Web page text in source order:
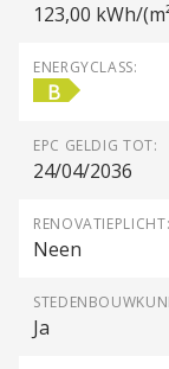
123,00 kWh/
ENERGYCLASS:
B
EPC GELDIG TOT:
24/04/2036
RENOVATIEPLICHT:
Neen
Ja